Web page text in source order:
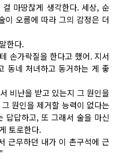
마땅찮게 생각한다. 세상, 순
오름에 따라 그의 감정은 더
한다.
손가락질을 한다고 했어. 지서
동네 처녀하고 동거하는 게 좋
비난을 받고 있는지 그 원인을
원인을 제거할 능력이 없다는
답답하고, 또 그래서 술을 마신
토로한다.
근무하던 내가 이 촌구석에 근